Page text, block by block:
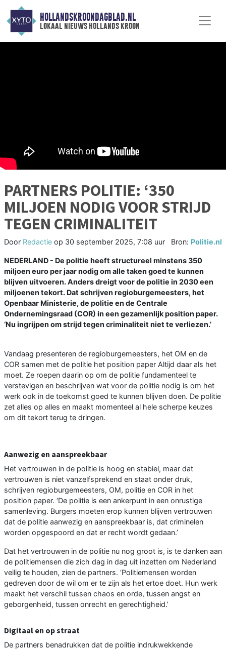
HOLLANDSKROONDAGBLAD.NL
lokaal nieuws hollands kroon
PARTNERS POLITIE: ‘350
MILJOEN NODIG VOOR STRIJD
TEGEN CRIMINALITEIT
Door Redactie op 30 september 2025, 7:08 uur Bron: Politie.nl
NEDERLAND - De politie heeft structureel minstens 350
miljoen euro per jaar nodig om alle taken goed te kunnen
blijven uitvoeren. Anders dreigt voor de politie in 2030 een
miljoenen tekort. Dat schrijven regioburgemeesters, het
Openbaar Ministerie, de politie en de Centrale
Ondernemingsraad (COR) in een gezamenlijk position paper.
‘Nu ingrijpen om strijd tegen criminaliteit niet te verliezen.’
Vandaag presenteren de regioburgemeesters, het OM en de
COR samen met de politie het position paper Altijd daar als het
moet. Ze roepen daarin op om de politie fundamenteel te
verstevigen en beschrijven wat voor de politie nodig is om het
werk ook in de toekomst goed te kunnen blijven doen. De politie
zet alles op alles en maakt momenteel al hele scherpe keuzes
om dit tekort terug te dringen.
Aanwezig en aanspreekbaar
Het vertrouwen in de politie is hoog en stabiel, maar dat
vertrouwen is niet vanzelfsprekend en staat onder druk,
schrijven regioburgemeesters, OM, politie en COR in het
position paper. ‘De politie is een ankerpunt in een onrustige
samenleving. Burgers moeten erop kunnen blijven vertrouwen
dat de politie aanwezig en aanspreekbaar is, dat criminelen
worden opgespoord en dat er recht wordt gedaan.’
Dat het vertrouwen in de politie nu nog groot is, is te danken aan
de politiemensen die zich dag in dag uit inzetten om Nederland
veilig te houden, zien de partners. ‘Politiemensen worden
gedreven door de wil om er te zijn als het ertoe doet. Hun werk
maakt het verschil tussen chaos en orde, tussen angst en
geborgenheid, tussen onrecht en gerechtigheid.’
Digitaal en op straat
De partners benadrukken dat de politie indrukwekkende